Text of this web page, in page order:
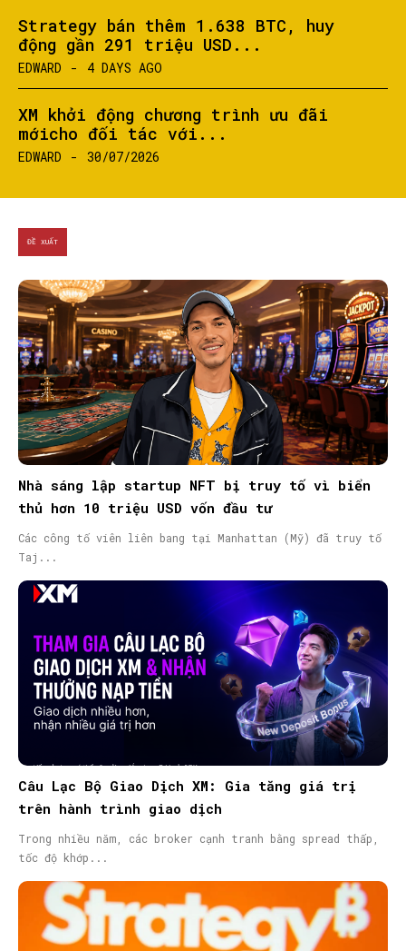
Strategy bán thêm 1.638 BTC, huy
động gần 291 triệu USD...
EDWARD - 4 DAYS AGO
XM khởi động chương trình ưu đãi
mớicho đối tác với...
EDWARD - 30/07/2026
ĐỀ XUẤT
Nhà sáng lập startup NFT bị truy tố vì biển
thủ hơn 10 triệu USD vốn đầu tư
Các công tố viên liên bang tại Manhattan (Mỹ) đã truy tố
Taj...
Câu Lạc Bộ Giao Dịch XM: Gia tăng giá trị
trên hành trình giao dịch
Trong nhiều năm, các broker cạnh tranh bằng spread thấp,
tốc độ khớp...